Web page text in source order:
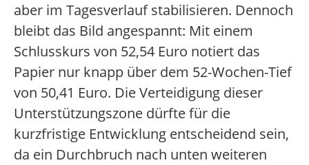
aber im Tagesverlauf stabilisieren. Dennoch
bleibt das Bild angespannt: Mit einem
Schlusskurs von 52,54 Euro notiert das
Papier nur knapp über dem 52-Wochen-Tief
von 50,41 Euro. Die Verteidigung dieser
Unterstützungszone dürfte für die
kurzfristige Entwicklung entscheidend sein,
da ein Durchbruch nach unten weiteren